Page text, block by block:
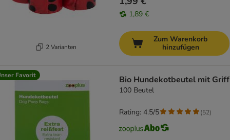
2 Varianten
1,89 €
Zum Warenkorb
hinzufügen
Favorit Bio Hundekotbeutel mit Griff
100 Beutel
Rating: 4.5/5 (52)